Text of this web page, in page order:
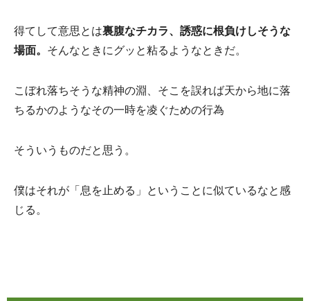
得てして意思とは裏腹なチカラ、誘惑に根負けしそうな
場面。 そんなときにグッと粘るようなときだ。
こぼれ落ちそうな精神の淵、そこを誤れば天から地に落
ちるかのようなその一時を凌ぐための行為
そういうものだと思う。
僕はそれが「息を止める」ということに似ているなと感
じる。